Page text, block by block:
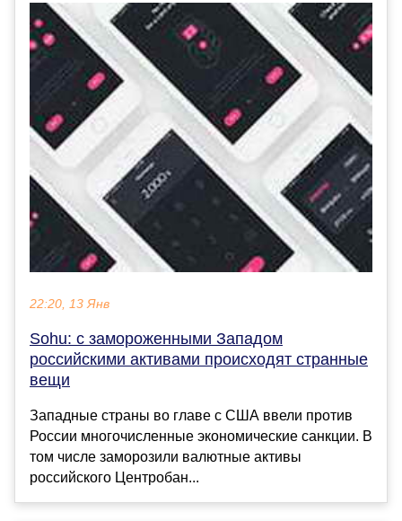
22:20, 13 Янв
Sohu: с замороженными Западом
российскими активами происходят странные
вещи
Западные страны во главе с США ввели против
России многочисленные экономические санкции. В
том числе заморозили валютные активы
российского Центробан...